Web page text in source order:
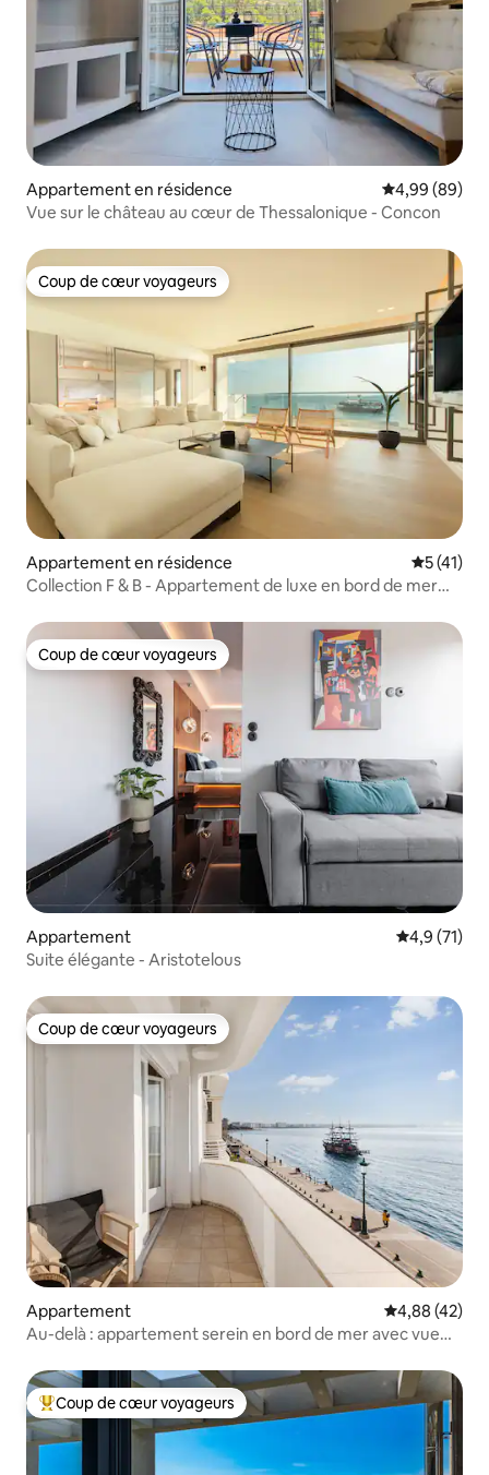
Appartement en résidence Évaluation
4,99 (89)
Vue sur le château au cœur de Thessalonique - Concon
Coup de cœur voyageurs
Coup de cœur voyageurs
Appartement en résidence
5 (41)
Collection F & B - Appartement de luxe en bord de mer
Coup de cœur voyageurs
Coup de cœur voyageurs
Appartement Évaluation
4,9 (71)
Suite élégante - Aristotelous
Coup de cœur voyageurs
Coup de cœur voyageurs
Appartement Évaluation
4,88 (42)
Au-delà : appartement serein en bord de mer avec vue
Coups de cœur voyageurs les plus appréciés
Coup de cœur voyageurs